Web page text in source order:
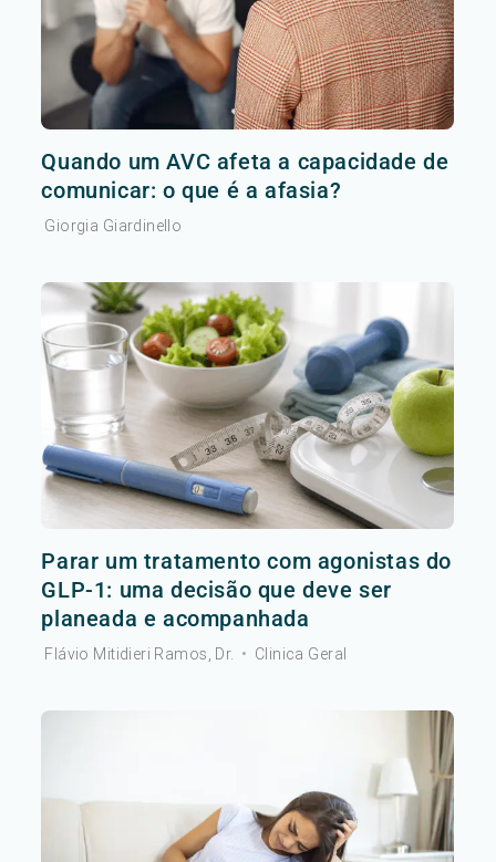
Quando um AVC afeta a capacidade de
comunicar: o que é a afasia?
Giorgia Giardinello
Parar um tratamento com agonistas do
GLP-1: uma decisão que deve ser
planeada e acompanhada
Flávio Mitidieri Ramos, Dr. • Clinica Geral